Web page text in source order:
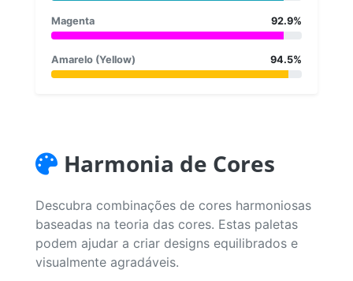
Magenta 92.9%
Amarelo (Yellow) 94.5%
Harmonia de Cores
Descubra combinações de cores harmoniosas
baseadas na teoria das cores. Estas paletas
podem ajudar a criar designs equilibrados e
visualmente agradáveis.